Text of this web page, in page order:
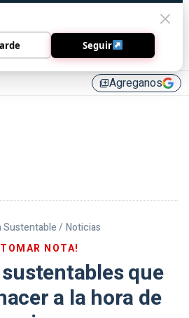
library_addAgreganos
Sustentable / Noticias
TOMAR NOTA!
que
a la hora de
Seguir